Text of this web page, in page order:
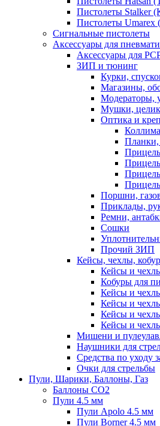
Пистолеты Stalker
Пистолеты Umarex
Сигнальные пистолеты
Аксессуары для
Аксессуары для
ЗИП и тюнинг
Курки,
Магазины,
Модераторы,
Мушки,
Оптика и
Планки,
Поршни,
Приклады,
Ремни,
Сошки
Прочий ЗИП
Кейсы, чехлы,
Кейсы и
Кобуры для
Кейсы и
Кейсы и
Кейсы и
Кейсы и
Мишени и
Наушники для
Средства по уходу
Очки для стрельбы
Пули, Шарики, Баллоны, Газ
Баллоны CO2
Пули 4.5 мм
Пули Apolo 4.5 мм
Пули Borner 4.5 мм